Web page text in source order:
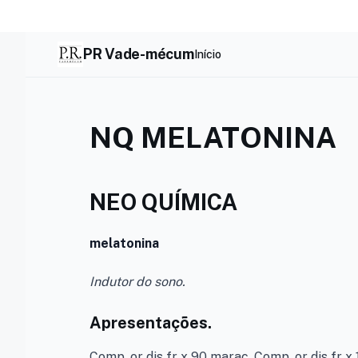
PR Vade-mécumInício
NQ MELATONINA
NEO QUÍMICA
melatonina
Indutor do sono.
Apresentações.